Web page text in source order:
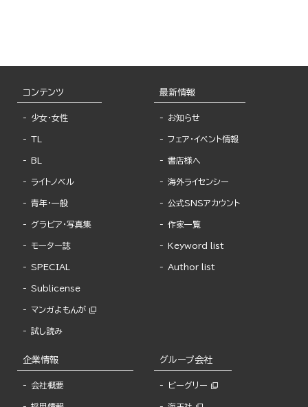
コンテンツ
少女・女性
TL
BL
ライトノベル
青年・一般
グラビア・写真集
モーター誌
SPECIAL
Sublicense
マンガよもんが
試し読み
最新情報
お知らせ
フェア・イベント情報
書店様へ
海外ライセンシー
公式SNSアカウント
作家一覧
Keyword list
Author list
企業情報
会社概要
グループ会社
ビーグリー